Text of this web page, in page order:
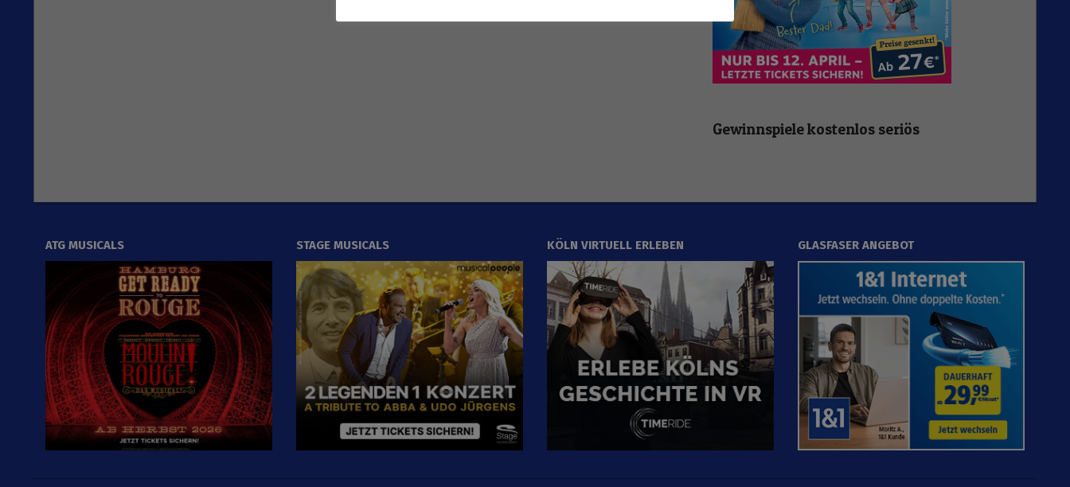
Gewinnspiele kostenlos seriös
ATG MUSICALS STAGE MUSICALS KÖLN VIRTUELL ERLEBEN GLASFASER ANGEBOT